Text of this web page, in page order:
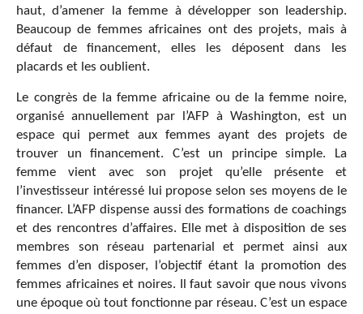
haut, d’amener la femme à développer son leadership.
Beaucoup de femmes africaines ont des projets, mais à
défaut de financement, elles les déposent dans les
placards et les oublient.
Le congrès de la femme africaine ou de la femme noire,
organisé annuellement par l’AFP à Washington, est un
espace qui permet aux femmes ayant des projets de
trouver un financement. C’est un principe simple. La
femme vient avec son projet qu’elle présente et
l’investisseur intéressé lui propose selon ses moyens de le
financer. L’AFP dispense aussi des formations de coachings
et des rencontres d’affaires. Elle met à disposition de ses
membres son réseau partenarial et permet ainsi aux
femmes d’en disposer, l’objectif étant la promotion des
femmes africaines et noires. Il faut savoir que nous vivons
une époque où tout fonctionne par réseau. C’est un espace